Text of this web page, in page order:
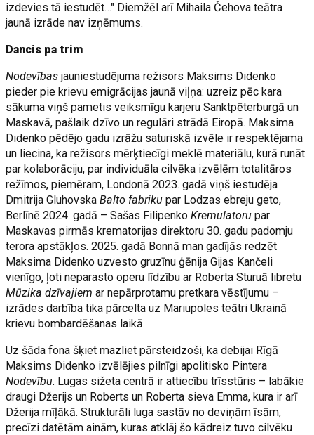
izdevies tā iestudēt…" Diemžēl arī Mihaila Čehova teātra
jaunā izrāde nav izņēmums.
Dancis pa trim
Nodevībasjauniestudējuma režisors Maksims Didenko
pieder pie krievu emigrācijas jaunā viļņa: uzreiz pēc kara
sākuma viņš pametis veiksmīgu karjeru Sanktpēterburgā un
Maskavā, pašlaik dzīvo un regulāri strādā Eiropā. Maksima
Didenko pēdējo gadu izrāžu saturiskā izvēle ir respektējama
un liecina, ka režisors mērķtiecīgi meklē materiālu, kurā runāt
par kolaborāciju, par individuāla cilvēka izvēlēm totalitāros
režīmos, piemēram, Londonā 2023. gadā viņš iestudēja
Dmitrija GluhovskaBalto fabriku par Lodzas ebreju geto,
Berlīnē 2024. gadā – Sašas FilipenkoKremulatorupar
Maskavas pirmās krematorijas direktoru 30. gadu padomju
terora apstākļos. 2025. gadā Bonnā man gadījās redzēt
Maksima Didenko uzvesto gruzīnu ģēnija Gijas Kančeli
vienīgo, ļoti neparasto operu līdzību ar Roberta Sturuā libretu
Mūzika dzīvajiem ar nepārprotamu pretkara vēstījumu –
izrādes darbība tika pārcelta uz Mariupoles teātri Ukrainā
krievu bombardēšanas laikā.
Uz šāda fona šķiet mazliet pārsteidzoši, ka debijai Rīgā
Maksims Didenko izvēlējies pilnīgi apolitisko Pintera
Nodevību. Lugas sižeta centrā ir attiecību trīsstūris – labākie
draugi Džerijs un Roberts un Roberta sieva Emma, kura ir arī
Džerija mīļākā. Strukturāli luga sastāv no deviņām īsām,
precīzi datētām ainām, kuras atklāj šo kādreiz tuvo cilvēku